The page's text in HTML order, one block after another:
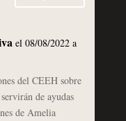
el 08/08/2022 a
del CEEH sobre
de ayudas
de Amelia